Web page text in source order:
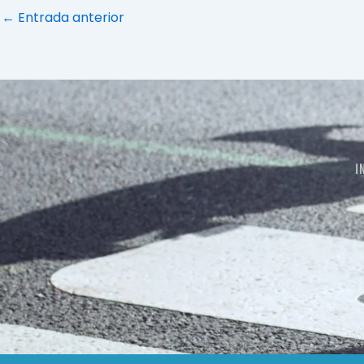
← Entrada anterior